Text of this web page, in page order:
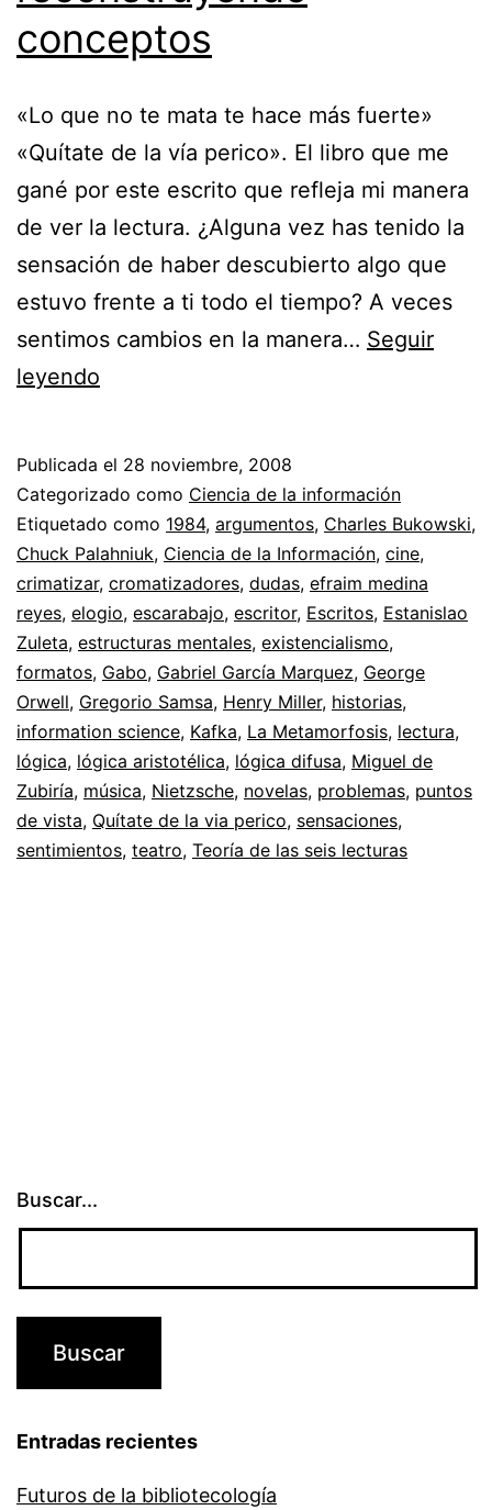
conceptos
«Lo que no te mata te hace más fuerte»
«Quítate de la vía perico». El libro que me
gané por este escrito que refleja mi manera
de ver la lectura. ¿Alguna vez has tenido la
sensación de haber descubierto algo que
estuvo frente a ti todo el tiempo? A veces
sentimos cambios en la manera… Seguir
leyendo
conceptos
Publicada el 28 noviembre, 2008
Categorizado como Ciencia de la información
Etiquetado como 1984, argumentos, Charles Bukowski,
Chuck Palahniuk, Ciencia de la Información, cine,
crimatizar, cromatizadores, dudas, efraim medina
reyes, elogio, escarabajo, escritor, Escritos, Estanislao
Zuleta, estructuras mentales, existencialismo,
formatos, Gabo, Gabriel García Marquez, George
Orwell, Gregorio Samsa, Henry Miller, historias,
information science, Kafka, La Metamorfosis, lectura,
lógica, lógica aristotélica, lógica difusa, Miguel de
Zubiría, música, Nietzsche, novelas, problemas, puntos
de vista, Quítate de la via perico, sensaciones,
sentimientos, teatro, Teoría de las seis lecturas
Buscar...
Entradas recientes
Futuros de la bibliotecología